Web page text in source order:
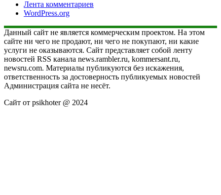
Лента комментариев
WordPress.org
Данный сайт не является коммерческим проектом. На этом
сайте ни чего не продают, ни чего не покупают, ни какие
услуги не оказываются. Сайт представляет собой ленту
новостей RSS канала news.rambler.ru, kommersant.ru,
newsru.com. Материалы публикуются без искажения,
ответственность за достоверность публикуемых новостей
Администрация сайта не несёт.
Сайт от psikhoter @ 2024